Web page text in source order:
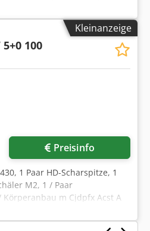
Kleinanzeige
100
Preisinfo
1 Paar HD-Scharspitze, 1
M2, 1 / Paar
m Cjdpfx Acst A